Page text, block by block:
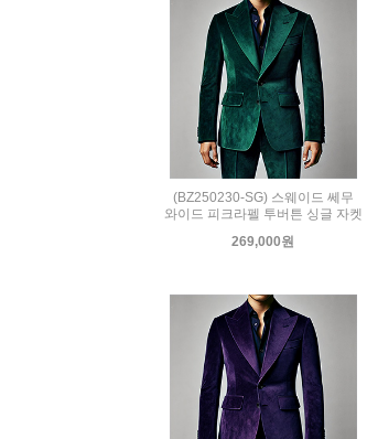
(BZ250230-SG) 스웨이드 쎄무
와이드 피크라펠 투버튼 싱글 자켓
269,000원